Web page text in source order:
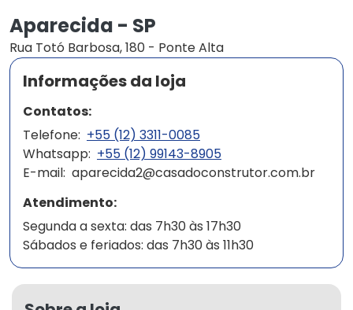
Aparecida - SP
Rua Totó Barbosa, 180 - Ponte Alta
Informações da loja
Contatos:
Telefone: +55 (12) 3311-0085
Whatsapp: +55 (12) 99143-8905
E-mail: aparecida2@casadoconstrutor.com.br
Atendimento:
Segunda a sexta: das 7h30 às 17h30
Sábados e feriados: das 7h30 às 11h30